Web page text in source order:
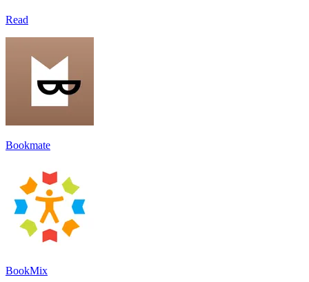
Read
Bookmate
BookMix